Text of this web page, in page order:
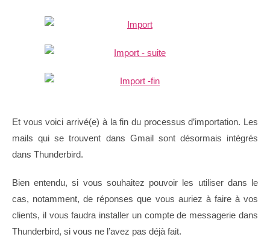
Et vous voici arrivé(e) à la fin du processus d’importation. Les
mails qui se trouvent dans Gmail sont désormais intégrés
dans Thunderbird.
Bien entendu, si vous souhaitez pouvoir les utiliser dans le
cas, notamment, de réponses que vous auriez à faire à vos
clients, il vous faudra installer un compte de messagerie dans
Thunderbird, si vous ne l’avez pas déjà fait.